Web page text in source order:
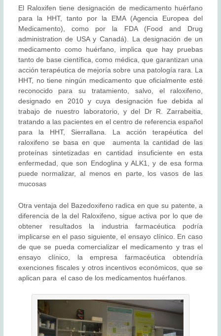
El Raloxifen tiene designación de medicamento huérfano
para la HHT, tanto por la EMA (Agencia Europea del
Medicamento), como por la FDA (Food and Drug
administration de USA y Canadá). La designación de un
medicamento como huérfano, implica que hay pruebas
tanto de base científica, como médica, que garantizan una
acción terapéutica de mejoría sobre una patología rara. La
HHT, no tiene ningún medicamento que oficialmente esté
reconocido para su tratamiento, salvo, el raloxifeno,
designado en 2010 y cuya designación fue debida al
trabajo de nuestro laboratorio, y del Dr R. Zarrabeitia,
tratando a las pacientes en el centro de referencia español
para la HHT, Sierrallana. La acción terapéutica del
raloxifeno se basa en que aumenta la cantidad de las
proteínas sintetizadas en cantidad insuficiente en esta
enfermedad, que son Endoglina y ALK1, y de esa forma
puede normalizar, al menos en parte, los vasos de las
mucosas
Otra ventaja del Bazedoxifeno radica en que su patente, a
diferencia de la del Raloxifeno, sigue activa por lo que de
obtener resultados la industria farmacéutica podría
implicarse en el paso siguiente, el ensayo clínico. En caso
de que se pueda comercializar el medicamento y tras el
ensayo clínico, la empresa farmacéutica obtendría
exenciones fiscales y otros incentivos económicos, que se
aplican para el caso de los medicamentos huérfanos.